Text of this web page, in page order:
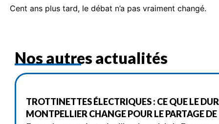
Cent ans plus tard, le débat n’a pas vraiment changé.
Nos autres actualités
TROTTINETTES ÉLECTRIQUES : CE QUE LE
MONTPELLIER CHANGE POUR LE PARTAGE